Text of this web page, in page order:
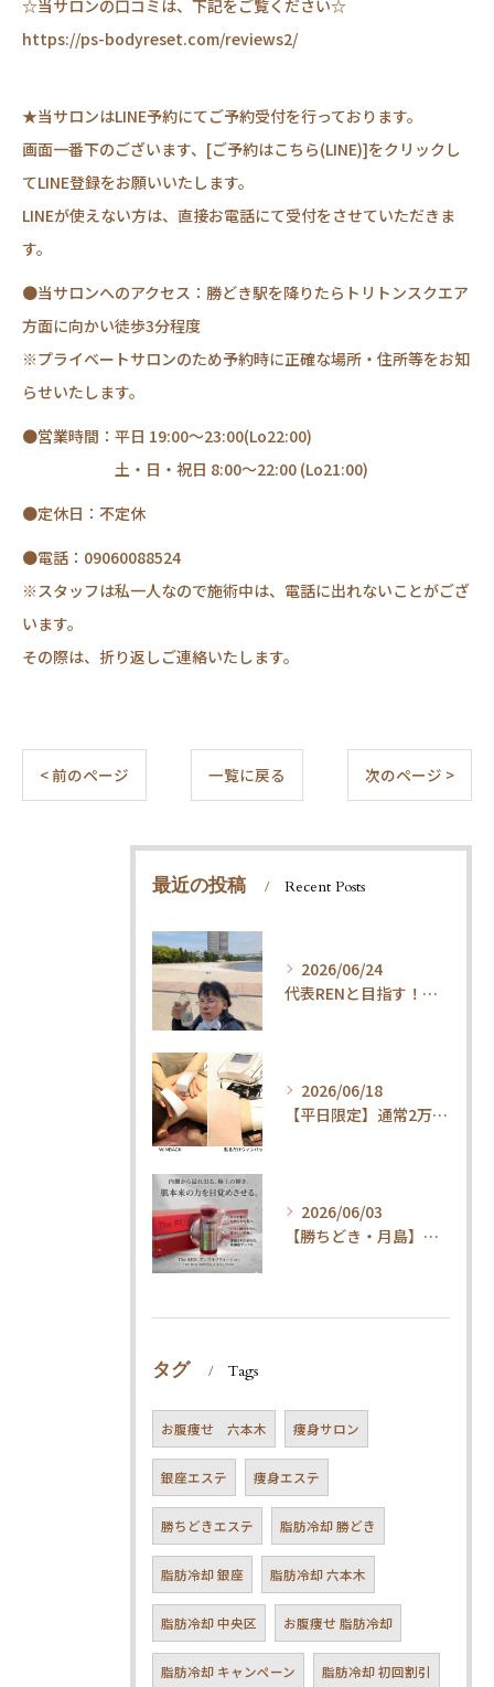
☆当サロンの口コミは、下記をご覧ください☆
https://ps-bodyreset.com/reviews2/
★当サロンはLINE予約にてご予約受付を行っております。
画面一番下のございます、[ご予約はこちら(LINE)]をクリックし
てLINE登録をお願いいたします。
LINEが使えない方は、直接お電話にて受付をさせていただきま
す。
●当サロンへのアクセス：勝どき駅を降りたらトリトンスクエア
方面に向かい徒歩3分程度
※プライベートサロンのため予約時に正確な場所・住所等をお知
らせいたします。
●営業時間：平日 19:00～23:00(Lo22:00)
土・日・祝日 8:00～22:00 (Lo21:00)
●定休日：不定休
●電話：09060088524
※スタッフは私一人なので施術中は、電話に出れないことがござ
います。
その際は、折り返しご連絡いたします。
< 前のページ 一覧に戻る 次のページ >
最近の投稿 Recent Posts
2026/06/24
代表RENと目指す！内臓ケア×ウォーキングで叶える「疲れ知らずの健康体」
2026/06/18
【平日限定】通常2万円→1.5万円！整体×内臓ケアで代謝UP・体質改善コース
2026/06/03
【勝ちどき・月島】腹筋してもお腹が凹まない方へ。脂肪冷却＆最新技術とは
タグ Tags
お腹痩せ 六本木 痩身サロン
銀座エステ 痩身エステ
勝ちどきエステ 脂肪冷却 勝どき
脂肪冷却 銀座 脂肪冷却 六本木
脂肪冷却 中央区 お腹痩せ 脂肪冷却
脂肪冷却 キャンペーン 脂肪冷却 初回割引